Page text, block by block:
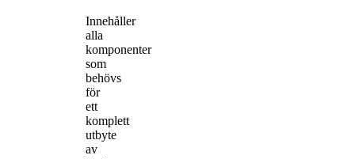
Innehåller
alla
komponenter
som
behövs
för
ett
komplett
utbyte
av